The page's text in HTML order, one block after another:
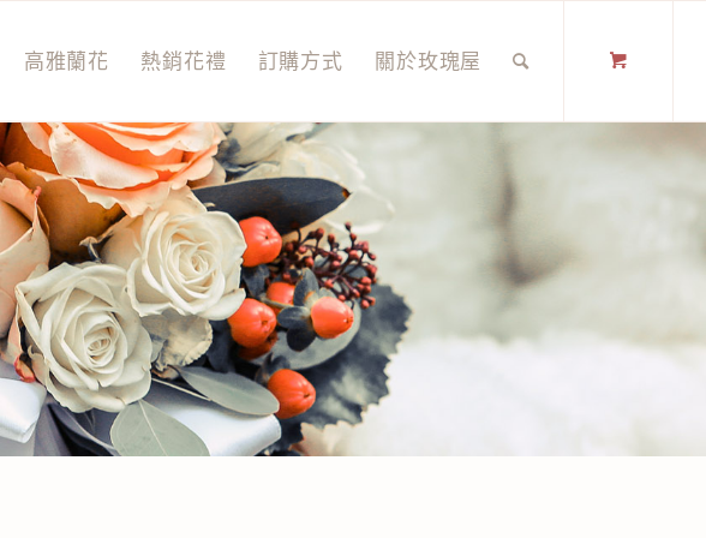
高雅蘭花 熱銷花禮 訂購方式 關於玫瑰屋